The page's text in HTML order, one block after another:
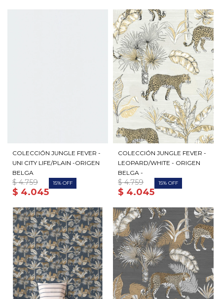
COLECCIÓN JUNGLE FEVER -
UNI CITY LIFE/PLAIN -ORIGEN
BELGA
$ 4.045
$ 4.759 15
COLECCIÓN JUNGLE FEVER -
LEOPARD/WHITE - ORIGEN
BELGA -
$ 4.045
$ 4.759 15